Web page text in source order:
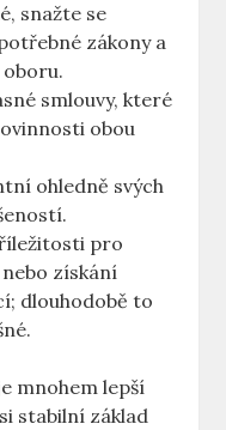
snažte se
zákony a
oboru.
smlouvy, které
obou
ohledně svých
pro
získání
dlouhodobě to
mnohem lepší
stabilní základ